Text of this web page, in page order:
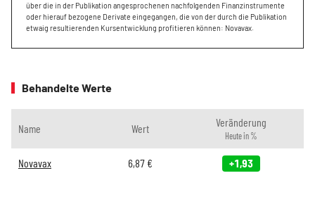
über die in der Publikation angesprochenen nachfolgenden Finanzinstrumente
oder hierauf bezogene Derivate eingegangen, die von der durch die Publikation
etwaig resultierenden Kursentwicklung profitieren können: Novavax.
Behandelte Werte
Name Wert Veränderung
Heute in %
Novavax 6,87 € +1,93